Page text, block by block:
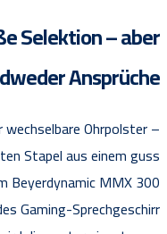
Selektion – aber
Ansprüche
Ohrpolster –
Stapel aus einem guss
Beyerdynamic MMX 300
Gaming-Sprechgeschirr